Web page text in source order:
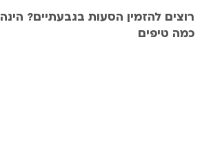
רוצים להזמין הסעות בגבעתיים? הינה
כמה טיפים